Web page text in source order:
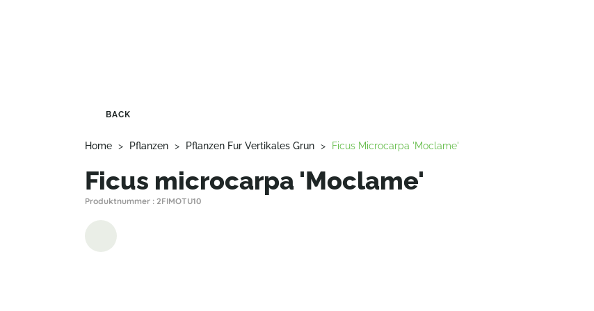
BACK
Home > Pflanzen > Pflanzen Fur Vertikales Grun > Ficus Microcarpa 'Moclame'
Ficus microcarpa 'Moclame'
Produktnummer : 2FIMOTU10